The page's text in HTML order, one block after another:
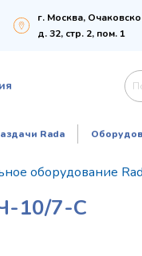
г. Москва,
д. 32, стр. 2, пом. 1
Rada
оборудование
10/7-С